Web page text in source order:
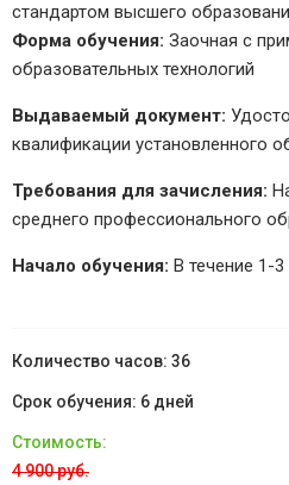
стандартом высшего
Форма обучения: Заочная с
образовательных технологий
Выдаваемый документ:
квалификации установленного
Требования для зачисления:
среднего профессионального
Начало обучения: В течение 1-
36
6 дней
4 900 руб.